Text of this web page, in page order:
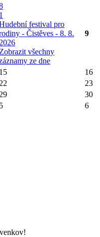
1
festival pro
- Čistěves - 8. 8.
2026
Zobrazit všechny
ze dne
9
15
16
22
23
29
30
5 6